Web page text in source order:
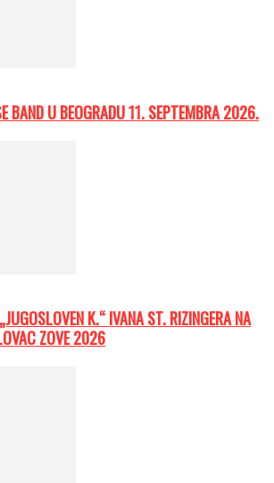
BAND U BEOGRADU 11. SEPTEMBRA 2026.
K.“ IVANA ST. RIZINGERA NA
ZOVE 2026